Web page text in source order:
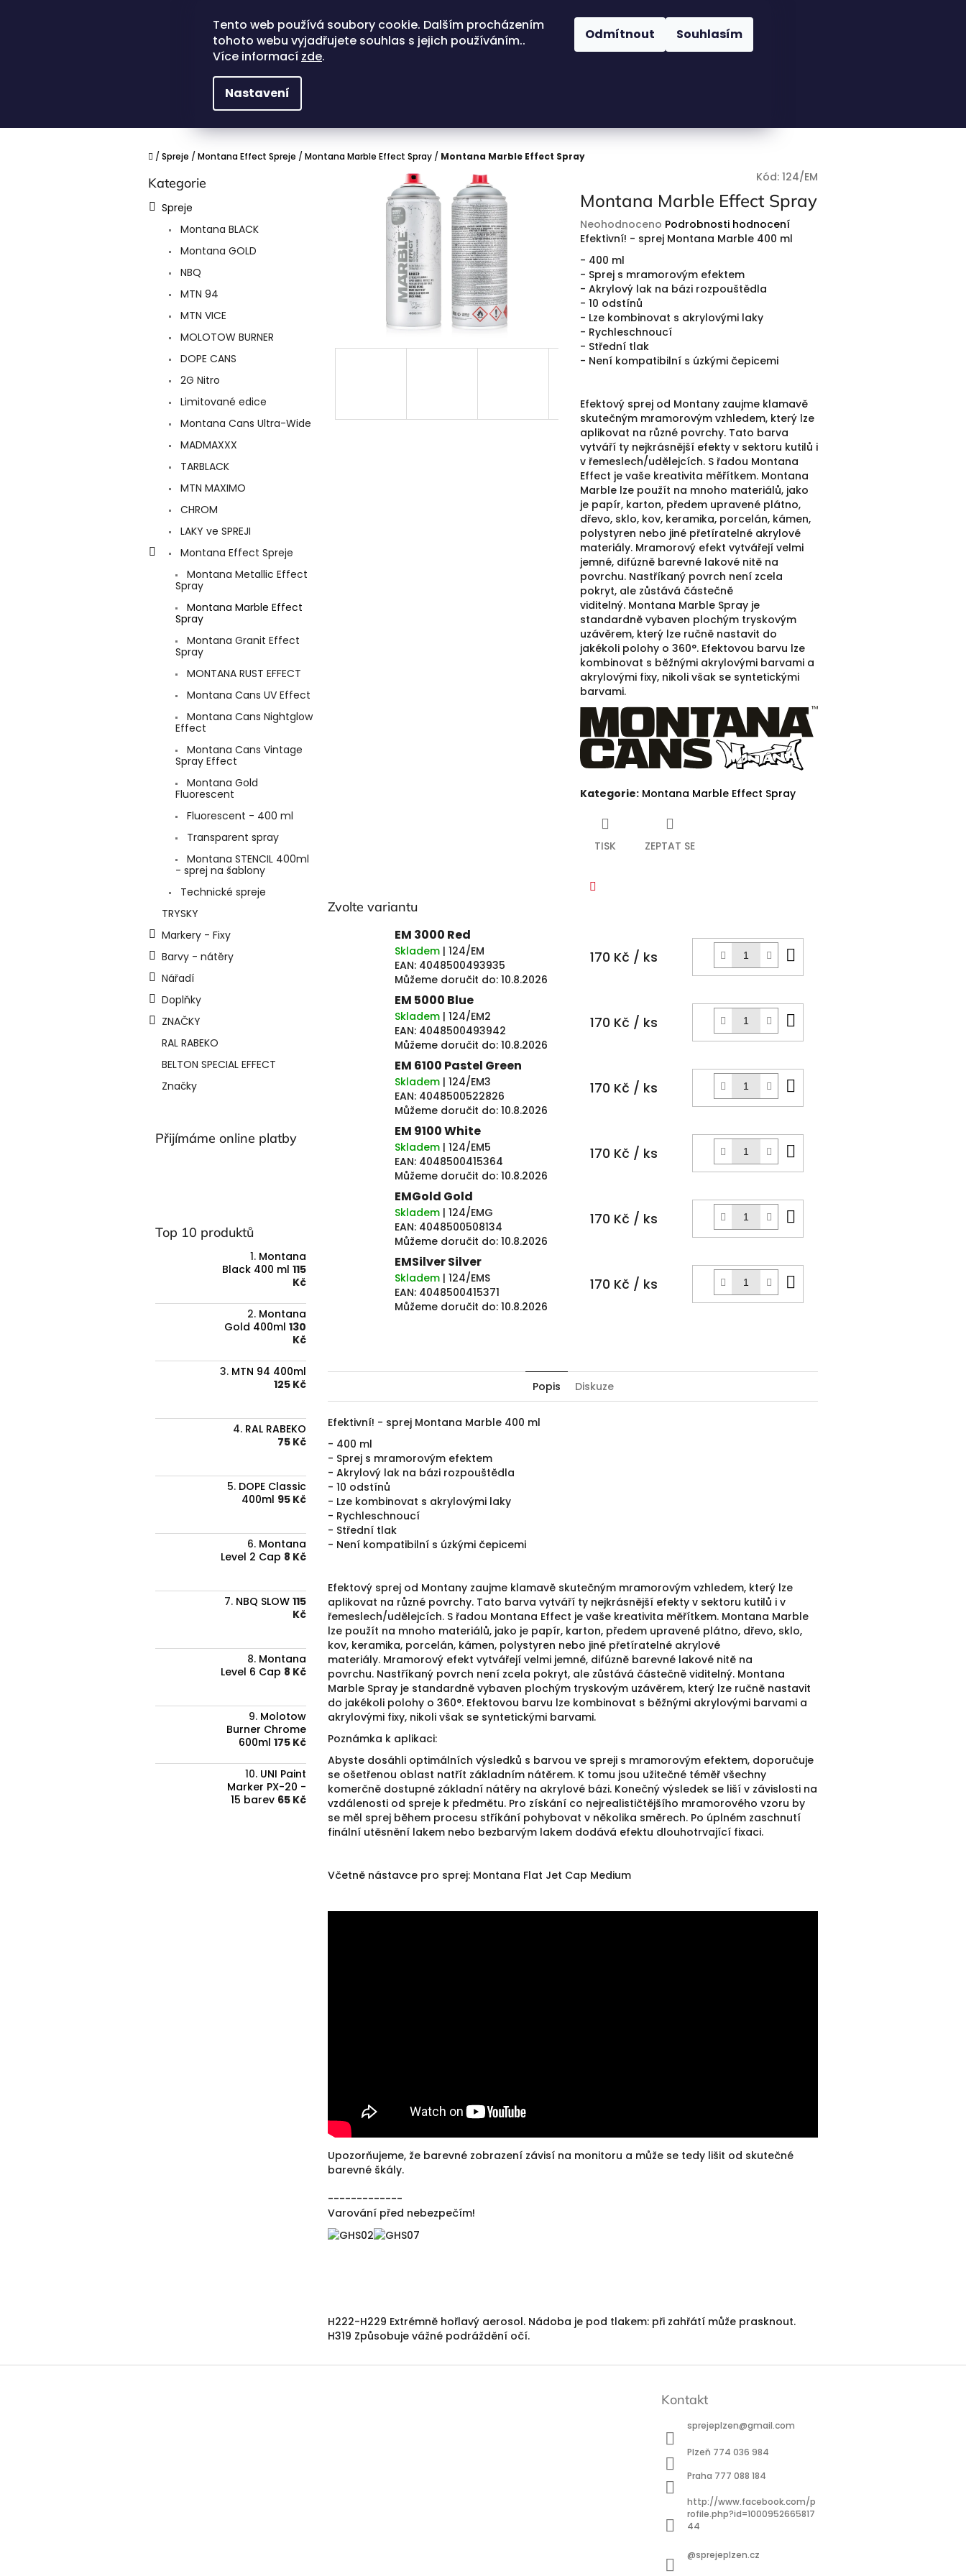
Tento web používá soubory cookie. Dalším procházením
tohoto webu vyjadřujete souhlas s jejich používáním..
Více informací zde.
Nastavení
Odmítnout Souhlasím
Hledat
Domů
/ Spreje / Montana Effect Spreje / Montana Marble Effect Spray / Montana Marble Effect Spray
Přeskočit
Kategorie
Spreje
Montana BLACK
Montana GOLD
NBQ
MTN 94
MTN VICE
MOLOTOW BURNER
DOPE CANS
2G Nitro
Limitované edice
Montana Cans Ultra-Wide
MADMAXXX
TARBLACK
MTN MAXIMO
CHROM
LAKY ve SPREJI
Montana Effect Spreje
Montana Metallic Effect
Spray
Montana Marble Effect
Spray
Montana Granit Effect
Spray
MONTANA RUST EFFECT
Montana Cans UV Effect
Montana Cans Nightglow
Effect
Montana Cans Vintage
Spray Effect
Montana Gold
Fluorescent
Fluorescent - 400 ml
Transparent spray
Montana STENCIL 400ml
- sprej na šablony
Technické spreje
TRYSKY
Markery - Fixy
Barvy - nátěry
Nářadí
Doplňky
ZNAČKY
RAL RABEKO
BELTON SPECIAL EFFECT
Značky
Přijímáme online platby
Top 10 produktů
Montana
Black 400 ml 115
Kč
Montana
Gold 400ml 130
Kč
MTN 94 400ml
125 Kč
RAL RABEKO
75 Kč
DOPE Classic
400ml 95 Kč
Montana
Level 2 Cap 8 Kč
NBQ SLOW 115
Kč
Montana
Level 6 Cap 8 Kč
Molotow
Burner Chrome
600ml 175 Kč
UNI Paint
Marker PX-20 -
15 barev 65 Kč
Kód: 124/EM
Montana Marble Effect Spray
Průměrné
hodnocení
produktu
0,0
hvězdiček.
Neohodnoceno Podrobnosti hodnocení
Efektivní! - sprej Montana Marble 400 ml
- 400 ml
- Sprej s mramorovým efektem
- Akrylový lak na bázi rozpouštědla
- 10 odstínů
- Lze kombinovat s akrylovými laky
- Rychleschnoucí
- Střední tlak
- Není kompatibilní s úzkými čepicemi
Efektový sprej od Montany zaujme klamavě
skutečným mramorovým vzhledem, který lze
aplikovat na různé povrchy. Tato barva
vytváří ty nejkrásnější efekty v sektoru kutilů i
v řemeslech/udělejcích. S řadou Montana
Effect je vaše kreativita měřítkem. Montana
Marble lze použít na mnoho materiálů, jako
je papír, karton, předem upravené plátno,
dřevo, sklo, kov, keramika, porcelán, kámen,
polystyren nebo jiné přetíratelné akrylové
materiály. Mramorový efekt vytvářejí velmi
jemné, difúzně barevné lakové nitě na
povrchu. Nastříkaný povrch není zcela
pokryt, ale zůstává částečně
viditelný. Montana Marble Spray je
standardně vybaven plochým tryskovým
uzávěrem, který lze ručně nastavit do
jakékoli polohy o 360°. Efektovou barvu lze
kombinovat s běžnými akrylovými barvami a
akrylovými fixy, nikoli však se syntetickými
barvami.
Kategorie: Montana Marble Effect Spray
TISK ZEPTAT SE
Zvolte variantu
EM 3000 Red
Skladem | 124/EM
EAN: 4048500493935
Můžeme doručit do: 10.8.2026
170 Kč / ks
košíku
EM 5000 Blue
Skladem | 124/EM2
EAN: 4048500493942
Můžeme doručit do: 10.8.2026
170 Kč / ks
košíku
EM 6100 Pastel Green
Skladem | 124/EM3
EAN: 4048500522826
Můžeme doručit do: 10.8.2026
170 Kč / ks
košíku
EM 9100 White
Skladem | 124/EM5
EAN: 4048500415364
Můžeme doručit do: 10.8.2026
170 Kč / ks
košíku
EMGold Gold
Skladem | 124/EMG
EAN: 4048500508134
Můžeme doručit do: 10.8.2026
170 Kč / ks
košíku
EMSilver Silver
Skladem | 124/EMS
EAN: 4048500415371
Můžeme doručit do: 10.8.2026
170 Kč / ks
košíku
Popis Diskuze
Efektivní! - sprej Montana Marble 400 ml
- 400 ml
- Sprej s mramorovým efektem
- Akrylový lak na bázi rozpouštědla
- 10 odstínů
- Lze kombinovat s akrylovými laky
- Rychleschnoucí
- Střední tlak
- Není kompatibilní s úzkými čepicemi
Efektový sprej od Montany zaujme klamavě skutečným mramorovým vzhledem, který lze
aplikovat na různé povrchy. Tato barva vytváří ty nejkrásnější efekty v sektoru kutilů i v
řemeslech/udělejcích. S řadou Montana Effect je vaše kreativita měřítkem. Montana Marble
lze použít na mnoho materiálů, jako je papír, karton, předem upravené plátno, dřevo, sklo,
kov, keramika, porcelán, kámen, polystyren nebo jiné přetíratelné akrylové
materiály. Mramorový efekt vytvářejí velmi jemné, difúzně barevné lakové nitě na
povrchu. Nastříkaný povrch není zcela pokryt, ale zůstává částečně viditelný. Montana
Marble Spray je standardně vybaven plochým tryskovým uzávěrem, který lze ručně nastavit
do jakékoli polohy o 360°. Efektovou barvu lze kombinovat s běžnými akrylovými barvami a
akrylovými fixy, nikoli však se syntetickými barvami.
Poznámka k aplikaci:
Abyste dosáhli optimálních výsledků s barvou ve spreji s mramorovým efektem, doporučuje
se ošetřenou oblast natřít základním nátěrem. K tomu jsou užitečné téměř všechny
komerčně dostupné základní nátěry na akrylové bázi. Konečný výsledek se liší v závislosti na
vzdálenosti od spreje k předmětu. Pro získání co nejrealističtějšího mramorového vzoru by
se měl sprej během procesu stříkání pohybovat v několika směrech. Po úplném zaschnutí
finální utěsnění lakem nebo bezbarvým lakem dodává efektu dlouhotrvající fixaci.
Včetně nástavce pro sprej: Montana Flat Jet Cap Medium
Upozorňujeme, že barevné zobrazení závisí na monitoru a může se tedy lišit od skutečné
barevné škály.
-------------
Varování před nebezpečím!
H222-H229 Extrémně hořlavý aerosol. Nádoba je pod tlakem: při zahřátí může prasknout.
H319 Způsobuje vážné podráždění očí.
Kontakt
sprejeplzen@gmail.com
Plzeň 774 036 984
Praha 777 088 184
http://www.facebook.com/p
rofile.php?id=1000952665817
44
@sprejeplzen.cz